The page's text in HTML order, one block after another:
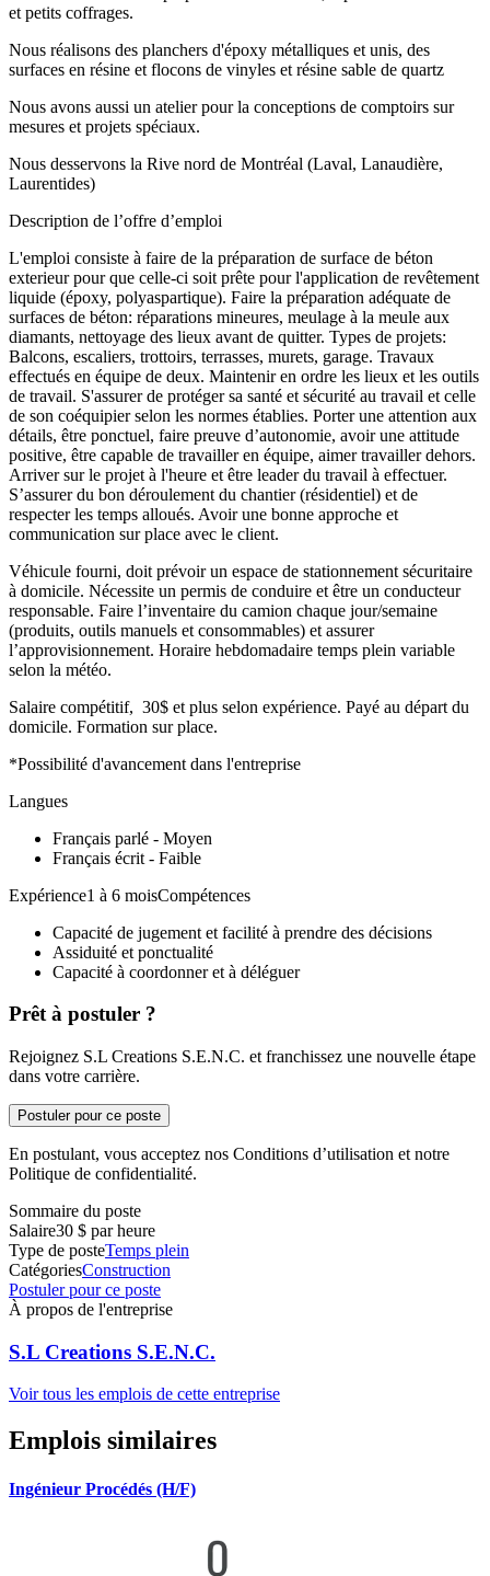
et petits coffrages.
Nous réalisons des planchers d'époxy métalliques et unis, des
surfaces en résine et flocons de vinyles et résine sable de quartz
Nous avons aussi un atelier pour la conceptions de comptoirs sur
mesures et projets spéciaux.
Nous desservons la Rive nord de Montréal (Laval, Lanaudière,
Laurentides)
Description de l’offre d’emploi
L'emploi consiste à faire de la préparation de surface de béton
exterieur pour que celle-ci soit prête pour l'application de revêtement
liquide (époxy, polyaspartique). Faire la préparation adéquate de
surfaces de béton: réparations mineures, meulage à la meule aux
diamants, nettoyage des lieux avant de quitter. Types de projets:
Balcons, escaliers, trottoirs, terrasses, murets, garage. Travaux
effectués en équipe de deux. Maintenir en ordre les lieux et les outils
de travail. S'assurer de protéger sa santé et sécurité au travail et celle
de son coéquipier selon les normes établies. Porter une attention aux
détails, être ponctuel, faire preuve d’autonomie, avoir une attitude
positive, être capable de travailler en équipe, aimer travailler dehors.
Arriver sur le projet à l'heure et être leader du travail à effectuer.
S’assurer du bon déroulement du chantier (résidentiel) et de
respecter les temps alloués. Avoir une bonne approche et
communication sur place avec le client.
Véhicule fourni, doit prévoir un espace de stationnement sécuritaire
à domicile. Nécessite un permis de conduire et être un conducteur
responsable. Faire l’inventaire du camion chaque jour/semaine
(produits, outils manuels et consommables) et assurer
l’approvisionnement. Horaire hebdomadaire temps plein variable
selon la météo.
Salaire compétitif, 30$ et plus selon expérience. Payé au départ du
domicile. Formation sur place.
*Possibilité d'avancement dans l'entreprise
Langues
Français parlé - Moyen
Français écrit - Faible
Expérience1 à 6 moisCompétences
Capacité de jugement et facilité à prendre des décisions
Assiduité et ponctualité
Capacité à coordonner et à déléguer
Prêt à postuler ?
Rejoignez S.L Creations S.E.N.C. et franchissez une nouvelle étape
dans votre carrière.
Postuler pour ce poste
En postulant, vous acceptez nos Conditions d’utilisation et notre
Politique de confidentialité.
Sommaire du poste
Salaire30 $ par heure
Type de posteTemps plein
CatégoriesConstruction
Postuler pour ce poste
À propos de l'entreprise
S.L Creations S.E.N.C.
Voir tous les emplois de cette entreprise
Emplois similaires
Ingénieur Procédés (H/F)